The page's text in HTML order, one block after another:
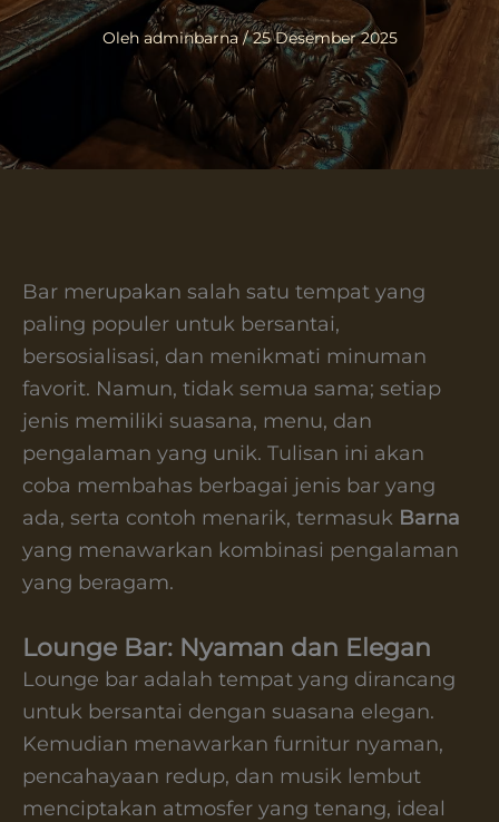
Oleh adminbarna /25 Desember 2025
Bar merupakan salah satu tempat yang
paling populer untuk bersantai,
bersosialisasi, dan menikmati minuman
favorit. Namun, tidak semua sama; setiap
jenis memiliki suasana, menu, dan
pengalaman yang unik. Tulisan ini akan
coba membahas berbagai jenis bar yang
ada, serta contoh menarik, termasuk Barna
yang menawarkan kombinasi pengalaman
yang beragam.
Lounge Bar: Nyaman dan Elegan
Lounge bar adalah tempat yang dirancang
untuk bersantai dengan suasana elegan.
Kemudian menawarkan furnitur nyaman,
pencahayaan redup, dan musik lembut
menciptakan atmosfer yang tenang, ideal